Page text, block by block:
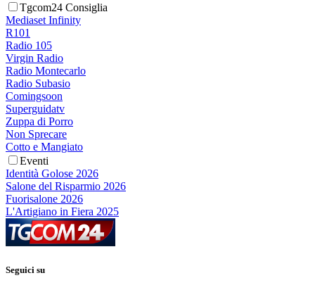
Tgcom24 Consiglia
Mediaset Infinity
R101
Radio 105
Virgin Radio
Radio Montecarlo
Radio Subasio
Comingsoon
Superguidatv
Zuppa di Porro
Non Sprecare
Cotto e Mangiato
Eventi
Identità Golose 2026
Salone del Risparmio 2026
Fuorisalone 2026
L'Artigiano in Fiera 2025
Seguici su